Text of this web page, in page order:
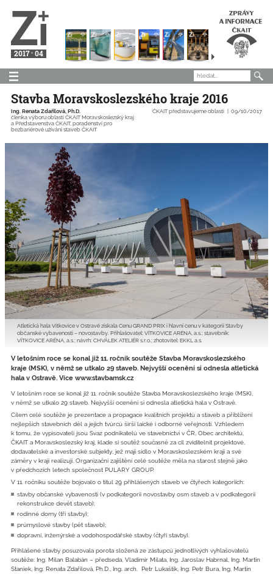
2017 04
Stavba Moravskoslezského kraje 2016
Ing. Renata Zdařilová, Ph.D.
členka výboru oblasti ČKAIT Moravskoslezský kraj
a Představenstva ČKAIT, poradenství pro
bezbariérové užívání staveb ČKAIT
09/10/2017
ČKAIT představujeme oblasti
Atletická hala Vítkovice v Ostravě získala Cenu GRAND PRIX i hlavní cenu v kategorii Stavby
občanské vybavenosti – novostavby. Přihlašovatel: VÍTKOVICE ARÉNA, a.s.; stavebník:
VÍTKOVICE ARÉNA, a.s.; návrh: CHVÁLEK ATELIÉR s.r.o.; zhotovitel: EKKL a.s.
V letošním roce se konal již 11. ročník soutěže Stavba Moravskoslezského
kraje (MSK), v němž se utkalo 29 staveb. Nejvyšší ocenění si odnesla atletická
hala v Ostravě. Více www.stavbamsk.cz
V letošním roce se konal již 11. ročník soutěže Stavba Moravskoslezského kraje (MSK),
v němž se utkalo 29 staveb. Nejvyšší ocenění si odnesla atletická hala v Ostravě.
Cílem celé soutěže je prezentace a propagace kvalitních projektů a staveb a přiblížení
nejlepších stavebních děl a jejich tvůrců širší laické i odborné veřejnosti. Vzhledem
k tomu, že vypisovateli jsou Svaz podnikatelů ve stavebnictví v ČR, Obec architektů,
ČKAIT a Moravskoslezský kraj, klade si soutěž současně za cíl zviditelnit projektové,
dodavatelské a investorské subjekty, jež mají sídlo v Moravskoslezském kraji a své
záměry v kraji realizují. Organizační zajištění celé soutěže měla na starost stejně jako
v předchozích letech společnost PULARY GROUP.
V 11. ročníku soutěže bojovalo o titul 29 přihlášených staveb ve čtyřech kategoriích:
stavby občanské vybavenosti (v podkategorii novostavby osm staveb a v podkategorii
rekonstrukce devět staveb);
rodinné domy (tři stavby);
průmyslové stavby (pět staveb);
dopravní, inženýrské a vodohospodářské stavby (čtyři stavby).
Přihlášené stavby posuzovala porota složená ze zástupců jednotlivých vyhlašovatelů
soutěže: Ing. Milan Balabán – předseda, Vladimír Milata, Ing. Jaroslav Habrnal, Ing. Martin
Staniek, Ing. Renata Zdařilová, Ph.D., Ing. arch. Petr Lukaštík, Ing. Petr Bura, Ing. Martin